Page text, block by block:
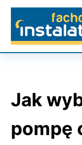
Przejdź
treści
Jak
pompę